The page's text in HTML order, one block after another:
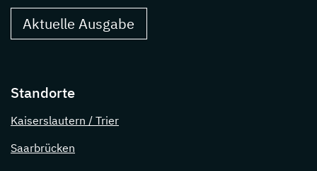
Aktuelle Ausgabe
Standorte
Kaiserslautern / Trier
Saarbrücken